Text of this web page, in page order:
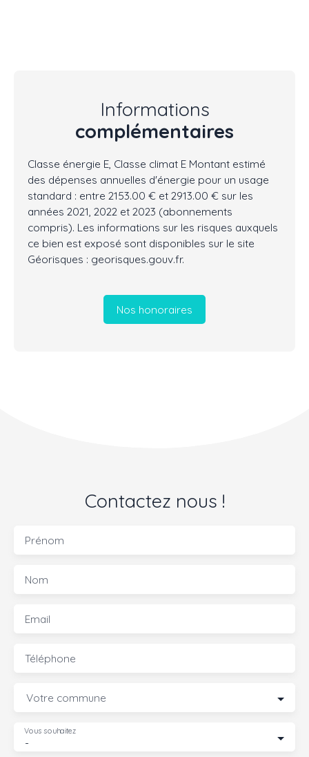
Informations
complémentaires
Classe énergie E, Classe climat E Montant estimé
des dépenses annuelles d'énergie pour un usage
standard : entre 2153.00 € et 2913.00 € sur les
années 2021, 2022 et 2023 (abonnements
compris). Les informations sur les risques auxquels
ce bien est exposé sont disponibles sur le site
Géorisques : georisques.gouv.fr.
Nos honoraires
Contactez nous !
Prénom
Nom
Email
Téléphone
Votre commune
-
Vous souhaitez